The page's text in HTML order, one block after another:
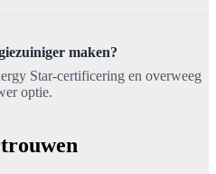
maken?
Star-certificering en overweeg
optie.